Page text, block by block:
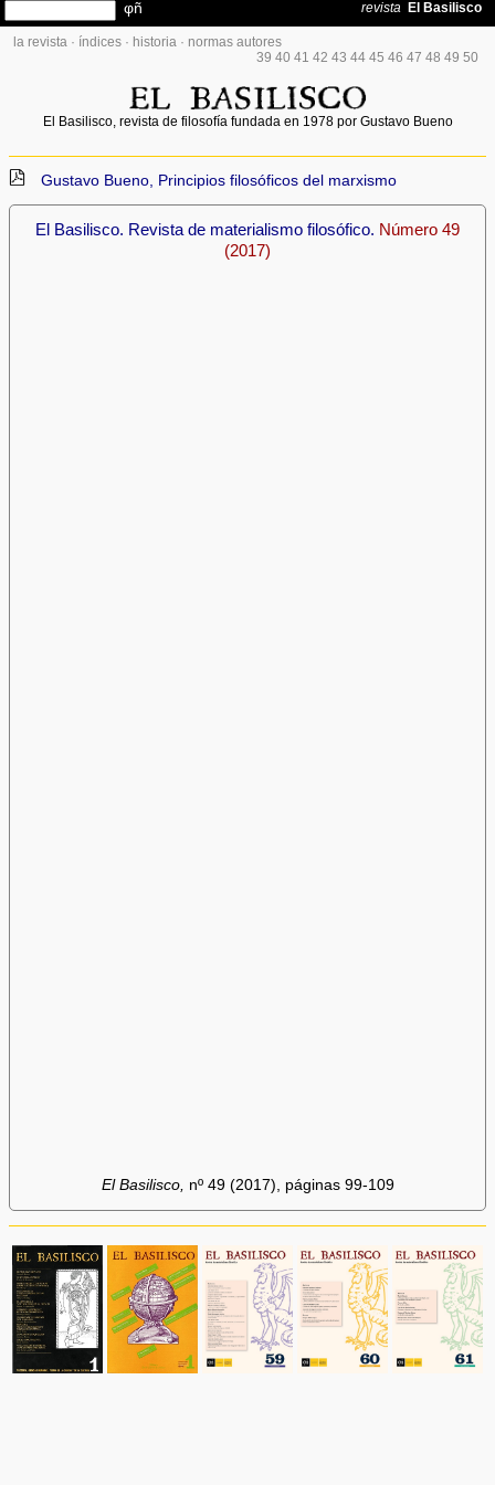
la revista · índices · historia · normas autores
39 40 41 42 43 44 45 46 47 48 49 50
El Basilisco, revista de filosofía fundada en 1978 por Gustavo Bueno
Gustavo Bueno, Principios filosóficos del marxismo
El Basilisco. Revista de materialismo filosófico. Número 49
(2017)
El Basilisco, nº 49 (2017), páginas 99-109